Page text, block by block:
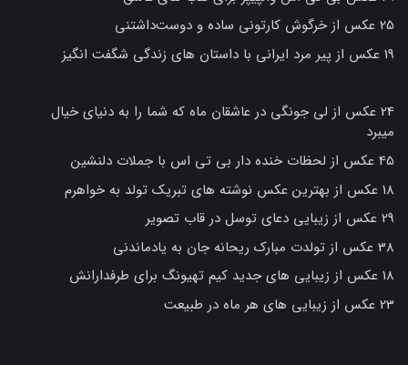
25 عکس از خرگوش کارتونی ساده و دوست‌داشتنی
19 عکس از پیر مرد ایرانی با داستان های زندگی شگفت انگیز
24 عکس از لی جونگی در عاشقان ماه که شما را به دنیای خیال
میبرد
45 عکس از لحظات خنده دار بی تی اس با جملات دلنشین
18 عکس از بهترین عکس نوشته های تبریک تولد به خواهرم
29 عکس از زیبایی دعای توسل در قاب تصویر
38 عکس از تولدت مبارک ریحانه جان به یادماندنی
18 عکس از زیبایی های جدید کیم تهیونگ برای طرفدارانش
23 عکس از زیبایی های هر ماه در طبیعت